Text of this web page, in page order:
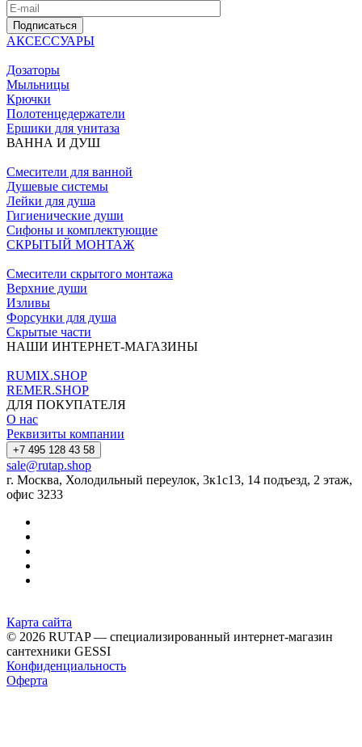
Подписаться
АКСЕССУАРЫ
Дозаторы
Мыльницы
Крючки
Полотенцедержатели
Ершики для унитаза
ВАННА И ДУШ
Смесители для ванной
Душевые системы
Лейки для душа
Гигиенические души
Сифоны и комплектующие
СКРЫТЫЙ МОНТАЖ
Смесители скрытого монтажа
Верхние души
Изливы
Форсунки для душа
Скрытые части
НАШИ ИНТЕРНЕТ-МАГАЗИНЫ
RUMIX.SHOP
REMER.SHOP
ДЛЯ ПОКУПАТЕЛЯ
О нас
Реквизиты компании
+7 495 128 43 58
sale@rutap.shop
г. Москва, Холодильный переулок, 3к1с13, 14 подъезд, 2 этаж,
офис 3233
Карта сайта
© 2026 RUTAP — специализированный интернет-магазин
сантехники GESSI
Конфиденциальность
Оферта